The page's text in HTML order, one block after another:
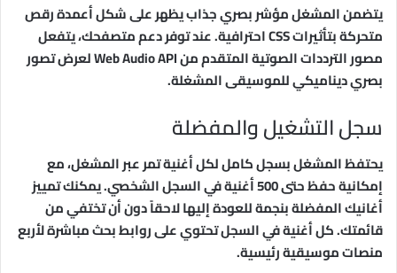
يتضمن المشغل مؤشر بصري جذاب يظهر على شكل أعمدة رقص
متحركة بتأثيرات CSS احترافية. عند توفر دعم متصفحك، يتفعل
مصور الترددات الصوتية المتقدم من Web Audio API لعرض تصور
بصري ديناميكي للموسيقى المشغلة.
سجل التشغيل والمفضلة
يحتفظ المشغل بسجل كامل لكل أغنية تمر عبر المشغل، مع
إمكانية حفظ حتى 500 أغنية في السجل الشخصي. يمكنك تمييز
أغانيك المفضلة بنجمة للعودة إليها لاحقاً دون أن تختفي من
قائمتك. كل أغنية في السجل تحتوي على روابط بحث مباشرة لأربع
منصات موسيقية رئيسية.